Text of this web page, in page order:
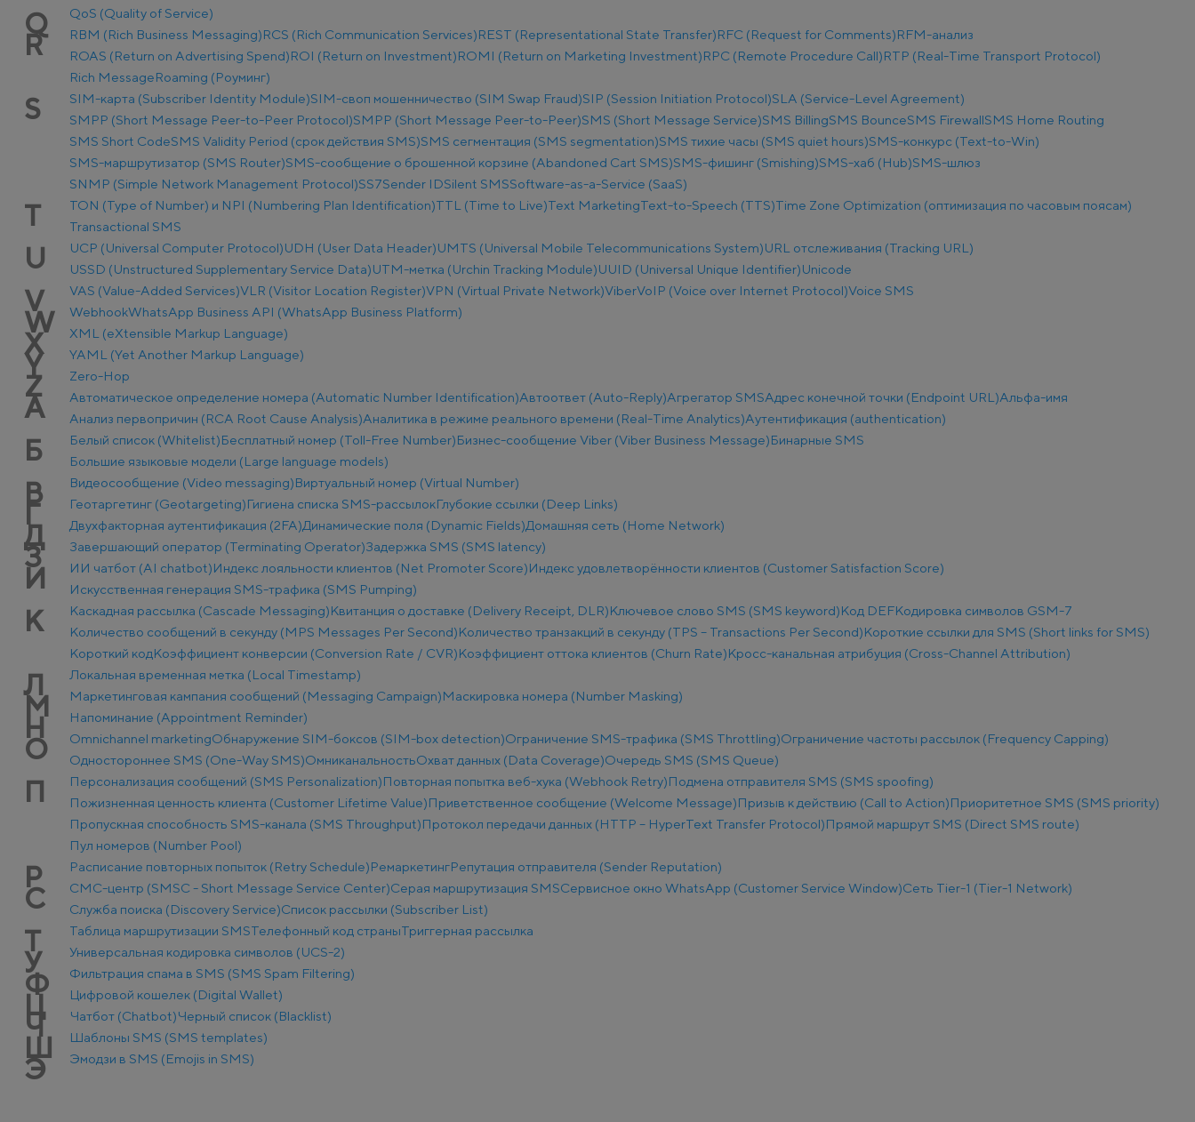
Q QoS (Quality of Service)
R RBM (Rich Business Messaging)RCS (Rich Communication Services)REST (Representational State Transfer)RFC (Request for Comments)RFM-анализ
ROAS (Return on Advertising Spend)ROI (Return on Investment)ROMI (Return on Marketing Investment)RPC (Remote Procedure Call)RTP (Real-Time Transport Protocol)
Rich MessageRoaming (Роуминг)
S SIM-карта (Subscriber Identity Module)SIM-своп мошенничество (SIM Swap Fraud)SIP (Session Initiation Protocol)SLA (Service-Level Agreement)
SMPP (Short Message Peer-to-Peer Protocol)SMPP (Short Message Peer-to-Peer)SMS (Short Message Service)SMS BillingSMS BounceSMS FirewallSMS Home Routing
SMS Short CodeSMS Validity Period (срок действия SMS)SMS сегментация (SMS segmentation)SMS тихие часы (SMS quiet hours)SMS-конкурс (Text-to-Win)
SMS-маршрутизатор (SMS Router)SMS-сообщение о брошенной корзине (Abandoned Cart SMS)SMS-фишинг (Smishing)SMS-хаб (Hub)SMS-шлюз
SNMP (Simple Network Management Protocol)SS7Sender IDSilent SMSSoftware-as-a-Service (SaaS)
T TON (Type of Number) и NPI (Numbering Plan Identification)TTL (Time to Live)Text MarketingText-to-Speech (TTS)Time Zone Optimization (оптимизация по часовым поясам)
Transactional SMS
U UCP (Universal Computer Protocol)UDH (User Data Header)UMTS (Universal Mobile Telecommunications System)URL отслеживания (Tracking URL)
USSD (Unstructured Supplementary Service Data)UTM-метка (Urchin Tracking Module)UUID (Universal Unique Identifier)Unicode
V VAS (Value-Added Services)VLR (Visitor Location Register)VPN (Virtual Private Network)ViberVoIP (Voice over Internet Protocol)Voice SMS
W WebhookWhatsApp Business API (WhatsApp Business Platform)
X XML (eXtensible Markup Language)
Y YAML (Yet Another Markup Language)
Z Zero-Hop
А Автоматическое определение номера (Automatic Number Identification)Автоответ (Auto-Reply)Агрегатор SMSАдрес конечной точки (Endpoint URL)Альфа-имя
Анализ первопричин (RCA Root Cause Analysis)Аналитика в режиме реального времени (Real-Time Analytics)Аутентификация (authentication)
Б Белый список (Whitelist)Бесплатный номер (Toll-Free Number)Бизнес-сообщение Viber (Viber Business Message)Бинарные SMS
Большие языковые модели (Large language models)
В Видеосообщение (Video messaging)Виртуальный номер (Virtual Number)
Г Геотаргетинг (Geotargeting)Гигиена списка SMS-рассылокГлубокие ссылки (Deep Links)
Д Двухфакторная аутентификация (2FA)Динамические поля (Dynamic Fields)Домашняя сеть (Home Network)
З Завершающий оператор (Terminating Operator)Задержка SMS (SMS latency)
И ИИ чатбот (AI chatbot)Индекс лояльности клиентов (Net Promoter Score)Индекс удовлетворённости клиентов (Customer Satisfaction Score)
Искусственная генерация SMS-трафика (SMS Pumping)
К Каскадная рассылка (Cascade Messaging)Квитанция о доставке (Delivery Receipt, DLR)Ключевое слово SMS (SMS keyword)Код DEFКодировка символов GSM-7
Количество сообщений в секунду (MPS Messages Per Second)Количество транзакций в секунду (TPS – Transactions Per Second)Короткие ссылки для SMS (Short links for SMS)
Короткий кодКоэффициент конверсии (Conversion Rate / CVR)Коэффициент оттока клиентов (Churn Rate)Кросс-канальная атрибуция (Cross-Channel Attribution)
Л Локальная временная метка (Local Timestamp)
М Маркетинговая кампания сообщений (Messaging Campaign)Маскировка номера (Number Masking)
Н Напоминание (Appointment Reminder)
О Оmnichannel marketingОбнаружение SIM-боксов (SIM-box detection)Ограничение SMS-трафика (SMS Throttling)Ограничение частоты рассылок (Frequency Capping)
Одностороннее SMS (One-Way SMS)ОмниканальностьОхват данных (Data Coverage)Очередь SMS (SMS Queue)
П Персонализация сообщений (SMS Personalization)Повторная попытка веб-хука (Webhook Retry)Подмена отправителя SMS (SMS spoofing)
Пожизненная ценность клиента (Customer Lifetime Value)Приветственное сообщение (Welcome Message)Призыв к действию (Call to Action)Приоритетное SMS (SMS priority)
Пропускная способность SMS-канала (SMS Throughput)Протокол передачи данных (HTTP – HyperText Transfer Protocol)Прямой маршрут SMS (Direct SMS route)
Пул номеров (Number Pool)
Р Расписание повторных попыток (Retry Schedule)РемаркетингРепутация отправителя (Sender Reputation)
С СМС-центр (SMSC - Short Message Service Center)Серая маршрутизация SMSСервисное окно WhatsApp (Customer Service Window)Сеть Tier-1 (Tier-1 Network)
Служба поиска (Discovery Service)Список рассылки (Subscriber List)
Т Таблица маршрутизации SMSТелефонный код страныТриггерная рассылка
У Универсальная кодировка символов (UCS-2)
Ф Фильтрация спама в SMS (SMS Spam Filtering)
Ц Цифровой кошелек (Digital Wallet)
Ч Чатбот (Chatbot)Черный список (Blacklist)
Ш Шаблоны SMS (SMS templates)
Э Эмодзи в SMS (Emojis in SMS)